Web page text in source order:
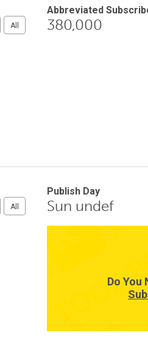
All
Abbreviated
380,000
All
Publish Day
Sun undef
Do You